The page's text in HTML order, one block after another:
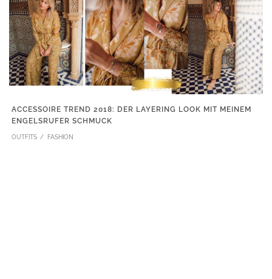
ACCESSOIRE TREND 2018: DER LAYERING LOOK MIT MEINEM
ENGELSRUFER SCHMUCK
OUTFITS FASHION